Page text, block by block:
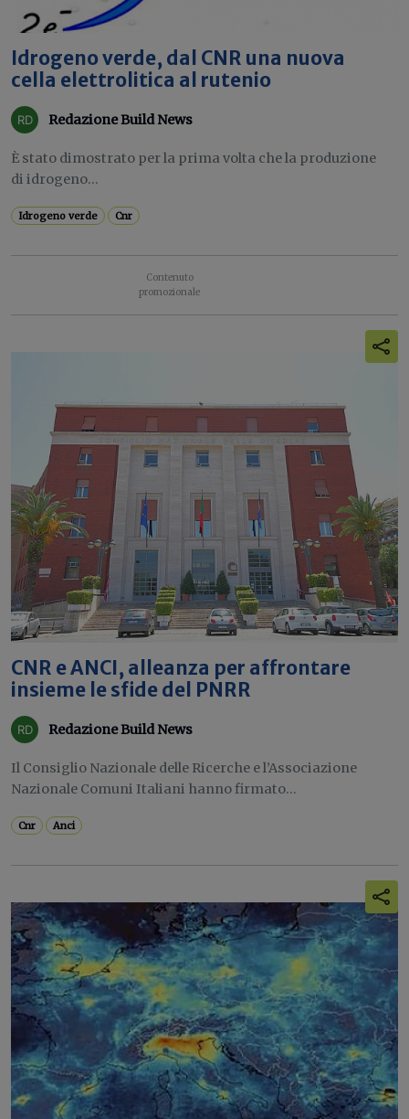
Idrogeno verde, dal CNR una nuova
cella elettrolitica al rutenio
Redazione Build News
È stato dimostrato per la prima volta che la produzione
di idrogeno...
Idrogeno verde Cnr
CNR e ANCI, alleanza per affrontare
insieme le sfide del PNRR
Redazione Build News
Il Consiglio Nazionale delle Ricerche e l’Associazione
Nazionale Comuni Italiani hanno firmato...
Cnr Anci